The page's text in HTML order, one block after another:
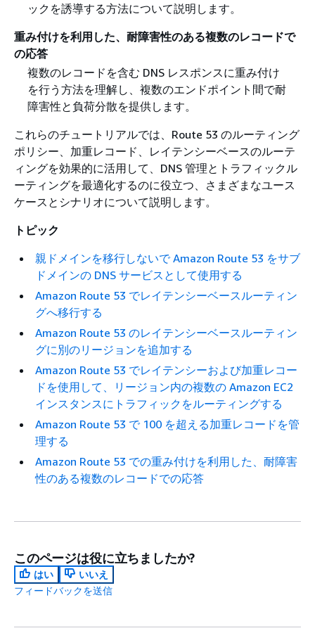
ックを誘導する方法について説明します。
重み付けを利用した、耐障害性のある複数のレコードで
の応答
複数のレコードを含む DNS レスポンスに重み付け
を行う方法を理解し、複数のエンドポイント間で耐
障害性と負荷分散を提供します。
これらのチュートリアルでは、Route 53 のルーティング
ポリシー、加重レコード、レイテンシーベースのルーテ
ィングを効果的に活用して、DNS 管理とトラフィックル
ーティングを最適化するのに役立つ、さまざまなユース
ケースとシナリオについて説明します。
トピック
親ドメインを移行しないで Amazon Route 53 をサブ
ドメインの DNS サービスとして使用する
Amazon Route 53 でレイテンシーベースルーティン
グへ移行する
Amazon Route 53 のレイテンシーベースルーティン
グに別のリージョンを追加する
Amazon Route 53 でレイテンシーおよび加重レコー
ドを使用して、リージョン内の複数の Amazon EC2
インスタンスにトラフィックをルーティングする
Amazon Route 53 で 100 を超える加重レコードを管
理する
Amazon Route 53 での重み付けを利用した、耐障害
性のある複数のレコードでの応答
このページは役に立ちましたか?
はい
いいえ
フィードバックを送信